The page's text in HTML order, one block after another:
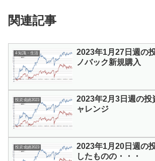
関連記事
4 知識・生活
2023年1月27日週の
ノバック新規購入
投資成績2023
2023年2月3日週の投
ャレンジ
投資成績2023
2023年1月20日週の
したものの・・・